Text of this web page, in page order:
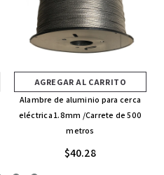
AGREGAR AL CARRITO
Alambre de aluminio para cerca
eléctrica 1.8mm /Carrete de 500
metros
$40.28